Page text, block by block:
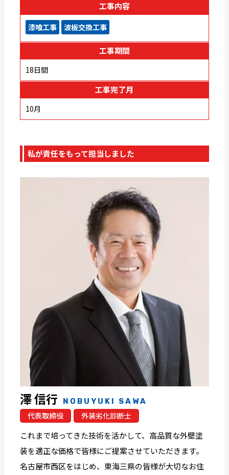
工事内容
漆喰工事 波板交換工事
工事期間
18日間
工事完了月
10月
私が責任をもって担当しました
澤 信行 NOBUYUKI SAWA
代表取締役 外装劣化診断士
これまで培ってきた技術を活かして、高品質な外壁塗
装を適正な価格で皆様にご提案させていただきます。
名古屋市西区をはじめ、東海三県の皆様が大切なお住